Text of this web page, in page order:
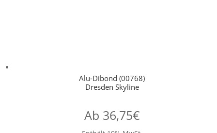
Alu-Dibond (00768)
Dresden Skyline
Ab 36,75€